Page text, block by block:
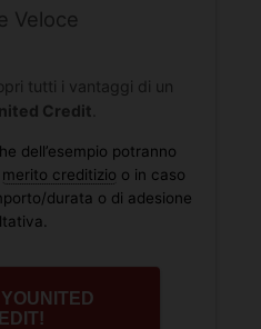
Veloce
tutti i vantaggi di un
Credit
dell’esempio potranno
merito creditizio o in caso
durata o di adesione